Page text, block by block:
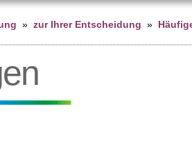
» zur Ihrer Entscheidung »